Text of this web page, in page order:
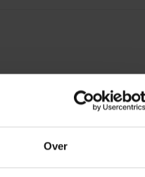
Over
RP-SMA Male